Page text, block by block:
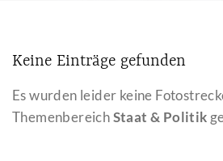
Keine Einträge gefunden
Es wurden leider keine
ThemenbereichStaat & Politik